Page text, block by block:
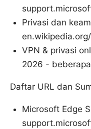
Privasi dan
VPN & privasi
2026 -
Daftar URL dan
Microsoft Edge